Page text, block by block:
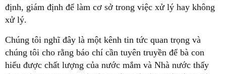
định, giám định để làm cơ sở trong việc xử lý hay không
xử lý.
Chúng tôi nghĩ đây là một kênh tin tức quan trọng và
chúng tôi cho rằng báo chí cần tuyên truyền để bà con
hiểu được chất lượng của nước mắm và Nhà nước thấy